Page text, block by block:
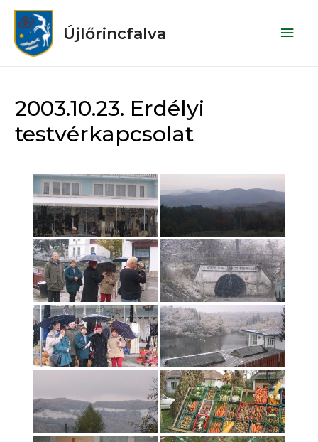
Újlőrincfalva
2003.10.23. Erdélyi
testvérkapcsolat